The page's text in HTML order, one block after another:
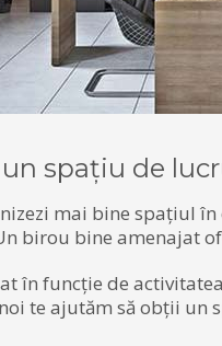
spațiu de
mai bine spațiul
birou bine amenajat
în funcție de
te ajutăm să obții un